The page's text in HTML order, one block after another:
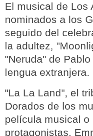
El musical de Los
nominados a los
seguido del
la adultez,
"Neruda" de
lengua extranjera.
"La La Land", el
Dorados de los
película musical
protagonistas,